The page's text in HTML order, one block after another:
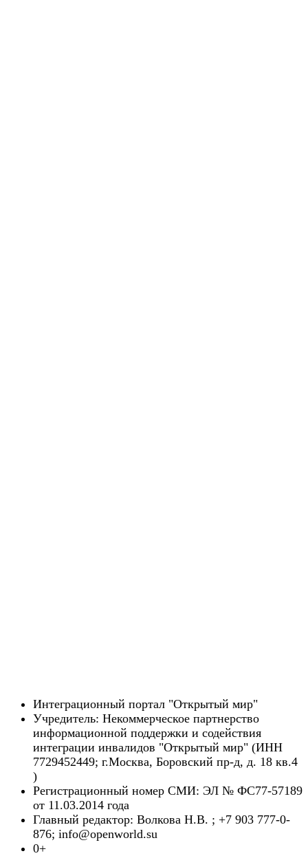
Интеграционный портал "Открытый мир"
Учредитель: Некоммерческое партнерство
информационной поддержки и содействия
интеграции инвалидов "Открытый мир" (ИНН
7729452449; г.Москва, Боровский пр-д, д. 18 кв.4
)
Регистрационный номер СМИ: ЭЛ № ФС77-57189
от 11.03.2014 года
Главный редактор: Волкова Н.В. ; +7 903 777-0-
876; info@openworld.su
0+